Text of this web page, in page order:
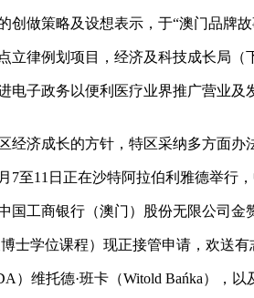
策略及设想表示，于“澳门品牌故
例划项目，经济及科技成长局（
政务以便利医疗业界推广营业及
济成长的方针，特区采纳多方面办
11日正在沙特阿拉伯利雅德举行，
商银行（澳门）股份无限公司金
学位课程）现正接管申请，欢送有
维托德·班卡（Witold Bańka），以